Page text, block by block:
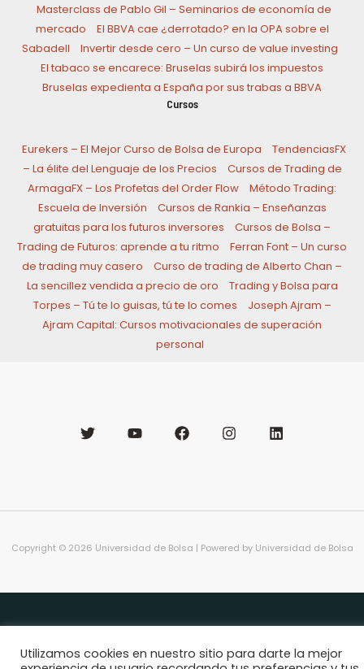
Masterclass de Pablo Gil – Seminarios de economía de
mercado
El BBVA cae ¿derrotado? en la OPA sobre el
Sabadell
Invertir desde cero – Un curso de value investing
El tabaco se encarece: Bruselas subirá los impuestos
Bruselas expedienta a España por sus trabas a BBVA
Cursos
Eurekers – El Mejor Curso de Bolsa de Europa
TendenciasFX
– La élite del Lenguaje de los Precios
Cursos de Trading de
ArmagaFX – Los Profetas del Order Flow
Método Trading:
Escuela de Inversión
Cursos de Rankia – Enseñanzas
gratuitas para los futuros inversores
Cursos de Bolsa –
Trading de Futuros: aprende a tu ritmo
Ferran Font – Un curso
de trading muy casero
Curso de trading de Alberto Chan –
La sencillez vendida a precio de oro
Trading y Bolsa para
Torpes – Tú te lo guisas, tú te lo comes
Joseph Ajram –
Ajram Capital: Cursos motivacionales de superación
personal
Copyright © 2026 Universidad de Bolsa | Powered by Universidad de Bolsa
Utilizamos cookies en nuestro sitio para darte la mejor